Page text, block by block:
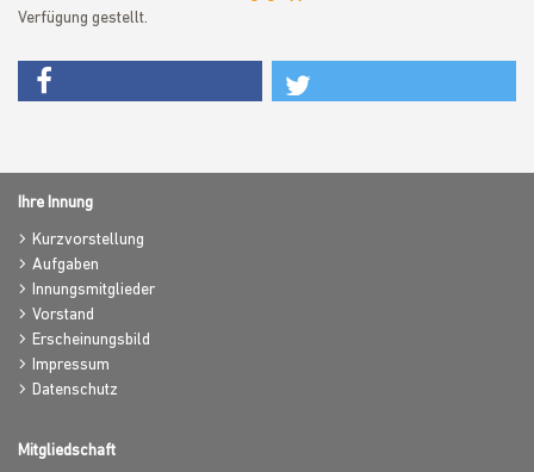
Verfügung gestellt.
Ihre Innung
Kurzvorstellung
Aufgaben
Innungsmitglieder
Vorstand
Erscheinungsbild
Impressum
Datenschutz
Mitgliedschaft